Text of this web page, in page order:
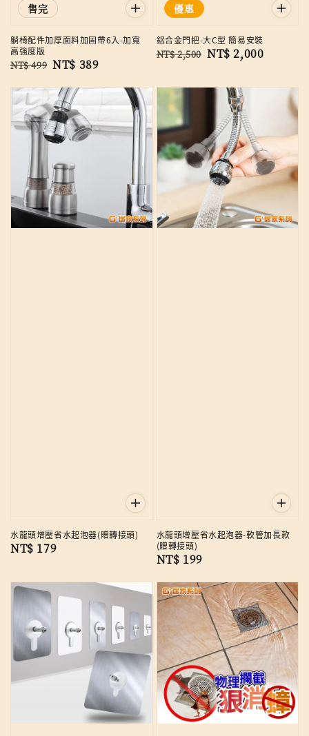
優惠
售完
躺椅配件加厚面料加固帶6入-加寬
高強度版
Regular
NT$ 499 Sale
NT$ 389
優惠
鋁合金門把-大C型 簡易安裝
Regular
NT$ 2,500 Sale
NT$ 2,000
水龍頭增壓省水起泡器(贈轉接頭)
Regular
NT$ 179
水龍頭增壓省水起泡器-軟管加長款
(贈轉接頭)
Regular
NT$ 199